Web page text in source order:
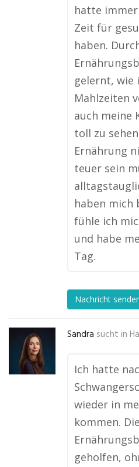
hatte immer
Zeit für
haben.
gelernt, wie
Mahlzeiten
auch meine
toll zu
Ernährung
teuer sein
haben mich
fühle ich
und habe
Tag.
Nachricht
Sandra sucht in
Ich hatte
wieder in
kommen. Die
geholfen,